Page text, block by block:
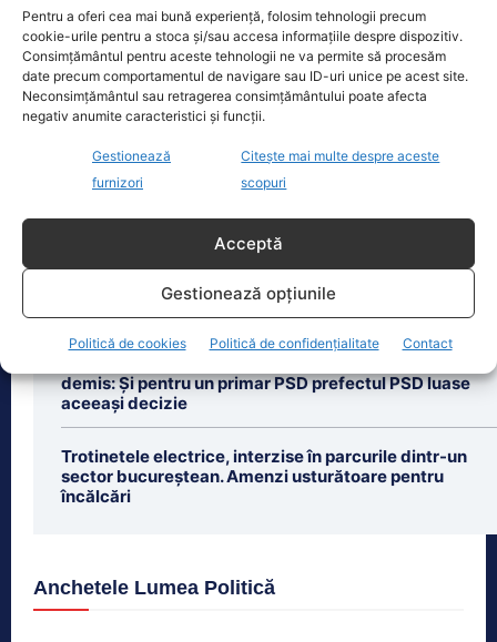
Pentru a oferi cea mai bună experiență, folosim tehnologii precum
cookie-urile pentru a stoca și/sau accesa informațiile despre dispozitiv.
Consimțământul pentru aceste tehnologii ne va permite să procesăm
date precum comportamentul de navigare sau ID-uri unice pe acest site.
Neconsimțământul sau retragerea consimțământului poate afecta
negativ anumite caracteristici și funcții.
Gestionează
furnizori
Citește mai multe despre aceste
scopuri
Acceptă
Gestionează opțiunile
Politică de cookies Politică de confidențialitate Contact
Zilele Ploieștiului, organizate în
perioada 7-9 august, aduc în centrul
orașului trei seri de concert, un
spectacol impresionant cu drone[...]
Ultimele știri
Dan Dungaciu: Green Deal, eșec major al Comisiei
Europene, gândit de un politician cu 14% scor
demis: Și pentru un primar PSD prefectul PSD luase
aceeași decizie
Trotinetele electrice, interzise în parcurile dintr-un
sector bucureștean. Amenzi usturătoare pentru
încălcări
Anchetele Lumea Politică